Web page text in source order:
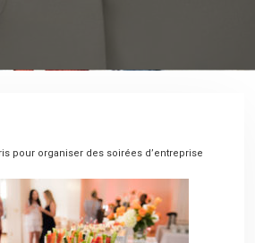
pour organiser des soirées d’entreprise